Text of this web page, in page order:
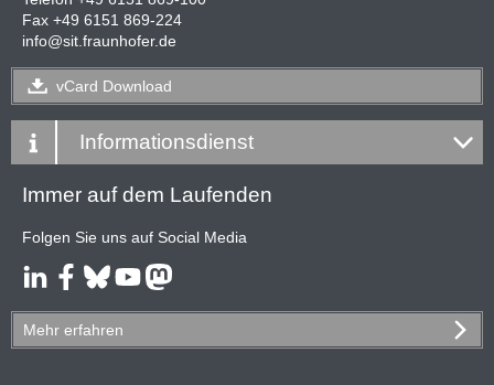
Fax +49 6151 869-224
info@sit.fraunhofer.de
vCard Download
Informationsdienst
Immer auf dem Laufenden
Folgen Sie uns auf Social Media
Mehr erfahren